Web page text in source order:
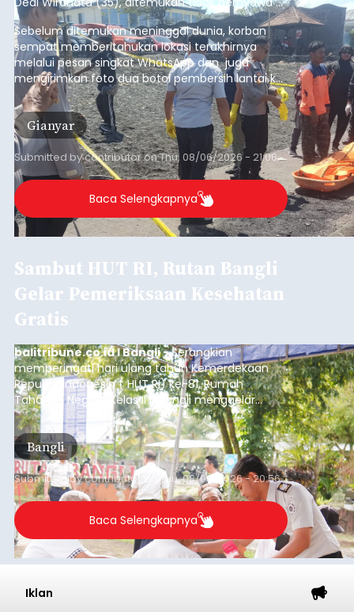
pesisir Pantai Purnama, Sukawati.
Sebelum ditemukan meninggal dunia, korban
sempat memberitahukan lokasi terakhirnya
melalui pesan singkat WhatsApp dan juga
mengirimkan foto dua botol pembersih lantai ke
istrinya.
Gianyar
Submitted bycontributoronThu, 08/06/2026 - 21:06
Baca Selengkapnya
Sambut HUT RI, Rutan Bangli
Gelar Pemeriksaan Kesehatan
Gratis
balitribune.co.id I Bangli -Serangkian
memperingati hari ulang tahun Kemerdekaan
Republik Indonesia ( HUT RI) ke-81, Rumah
Tahanan Negara Kelas II B Bangli menggelar
kegiatan pemeriksaan kesehatan gratis, Rabu
(6/8/2026).
Bangli
Submitted bycontributor Thu, 08/06/2026 - 20:56
Baca Selengkapnya
Iklan